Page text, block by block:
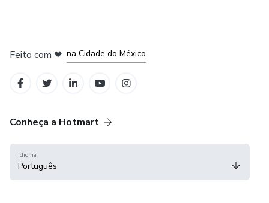
Feito com ❤ na Cidade do México
Conheça a Hotmart
Idioma
Português